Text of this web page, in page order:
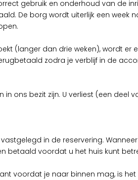
gebruik en onderhoud van de
De borg wordt uiterlijk een week
(langer dan drie weken), wordt
zodra je verblijf in de
ons bezit zijn. U verliest (een deel
vastgelegd in de reservering.
betaald voordat u het huis kunt
voordat je naar binnen mag, is